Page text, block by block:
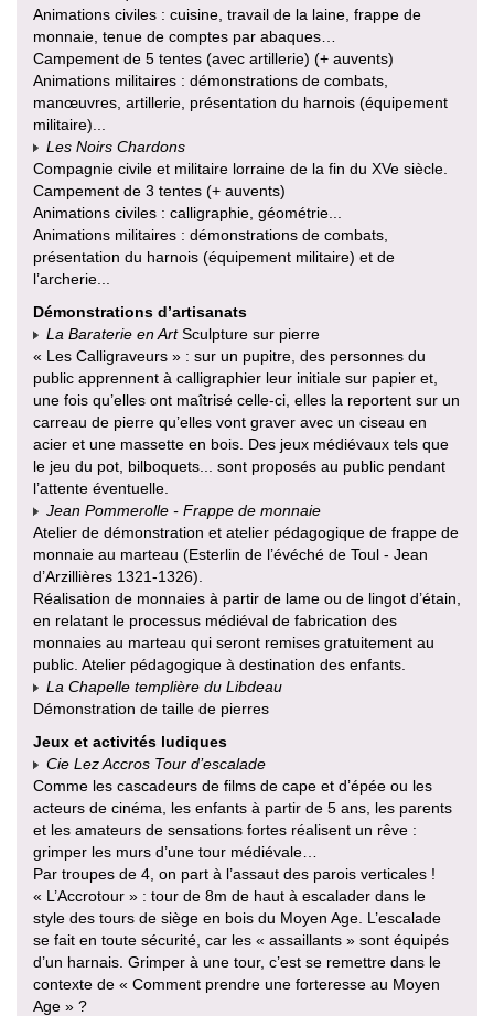
Animations civiles : cuisine, travail de la laine, frappe de
monnaie, tenue de comptes par abaques…
Campement de 5 tentes (avec artillerie) (+ auvents)
Animations militaires : démonstrations de combats,
manœuvres, artillerie, présentation du harnois (équipement
militaire)...
Les Noirs Chardons
Compagnie civile et militaire lorraine de la fin du XVe siècle.
Campement de 3 tentes (+ auvents)
Animations civiles : calligraphie, géométrie...
Animations militaires : démonstrations de combats,
présentation du harnois (équipement militaire) et de
l’archerie...
Démonstrations d’artisanats
La Baraterie en ArtSculpture sur pierre
« Les Calligraveurs » : sur un pupitre, des personnes du
public apprennent à calligraphier leur initiale sur papier et,
une fois qu’elles ont maîtrisé celle-ci, elles la reportent sur un
carreau de pierre qu’elles vont graver avec un ciseau en
acier et une massette en bois. Des jeux médiévaux tels que
le jeu du pot, bilboquets... sont proposés au public pendant
l’attente éventuelle.
Jean Pommerolle - Frappe de monnaie
Atelier de démonstration et atelier pédagogique de frappe de
monnaie au marteau (Esterlin de l’évéché de Toul - Jean
d’Arzillières 1321-1326).
Réalisation de monnaies à partir de lame ou de lingot d’étain,
en relatant le processus médiéval de fabrication des
monnaies au marteau qui seront remises gratuitement au
public. Atelier pédagogique à destination des enfants.
La Chapelle templière du Libdeau
Démonstration de taille de pierres
Jeux et activités ludiques
Cie Lez Accros Tour d’escalade
Comme les cascadeurs de films de cape et d’épée ou les
acteurs de cinéma, les enfants à partir de 5 ans, les parents
et les amateurs de sensations fortes réalisent un rêve :
grimper les murs d’une tour médiévale…
Par troupes de 4, on part à l’assaut des parois verticales !
« L’Accrotour » : tour de 8m de haut à escalader dans le
style des tours de siège en bois du Moyen Age. L’escalade
se fait en toute sécurité, car les « assaillants » sont équipés
d’un harnais. Grimper à une tour, c’est se remettre dans le
contexte de « Comment prendre une forteresse au Moyen
Age » ?